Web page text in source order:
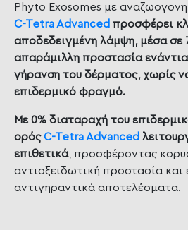
Phyto Exosomes με
C-Tetra Advanced προσφέρει
αποδεδειγμένη λάμψη, μέσα σε
απαράμιλλη προστασία
γήρανση του δέρματος, χωρίς
επιδερμικό φραγμό.
Με 0% διαταραχή του
ορόςC-Tetra Advanced
επιθετικά, προσφέροντας
αντιοξειδωτική προστασία
αντιγηραντικά αποτελέσματα.